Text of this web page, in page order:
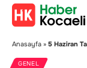
Anasayfa » 5 Haziran
GENEL